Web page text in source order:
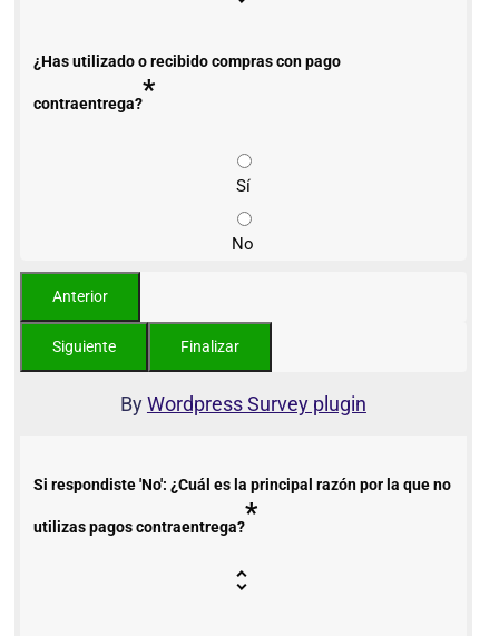
¿Has utilizado o recibido compras con pago
contraentrega?*
Sí
No
ByWordpress Survey plugin
Si respondiste 'No': ¿Cuál es la principal razón por la que no
utilizas pagos contraentrega?*